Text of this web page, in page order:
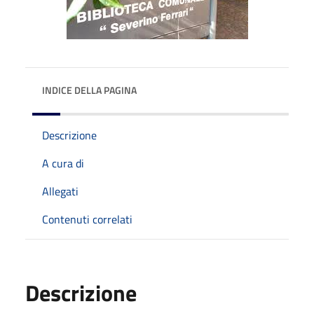
INDICE DELLA PAGINA
Descrizione
A cura di
Allegati
Contenuti correlati
Descrizione